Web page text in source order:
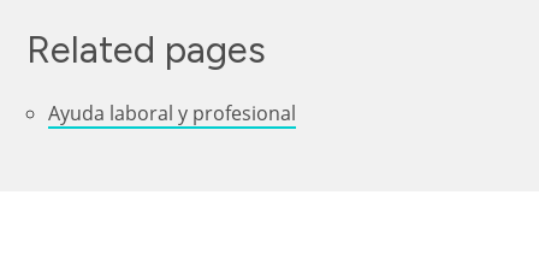
Related pages
Ayuda laboral y profesional